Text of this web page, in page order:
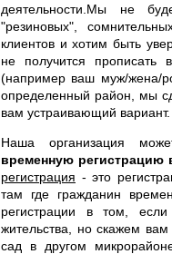
деятельности.Мы не
"резиновых",
клиентов и хотим быть
не получится прописать
(например ваш муж/жена/
определенный район, мы
вам устраивающий вариант.
Наша организация
временную регистрацию
регистрация - это
там где гражданин
регистрации в том,
жительства, но скажем
сад в другом